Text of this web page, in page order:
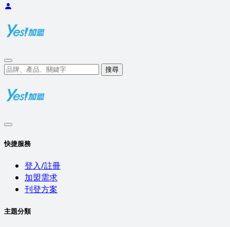
搜尋
快捷服務
登入/註冊
加盟需求
刊登方案
主題分類